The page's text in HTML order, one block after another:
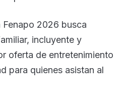
Fenapo 2026 busca
incluyente y
oferta de entretenimiento
para quienes asistan al